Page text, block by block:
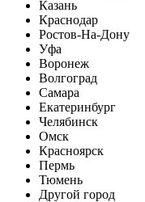
Казань
Краснодар
Ростов-На-Дону
Уфа
Воронеж
Волгоград
Самара
Екатеринбург
Челябинск
Омск
Красноярск
Пермь
Тюмень
Другой город